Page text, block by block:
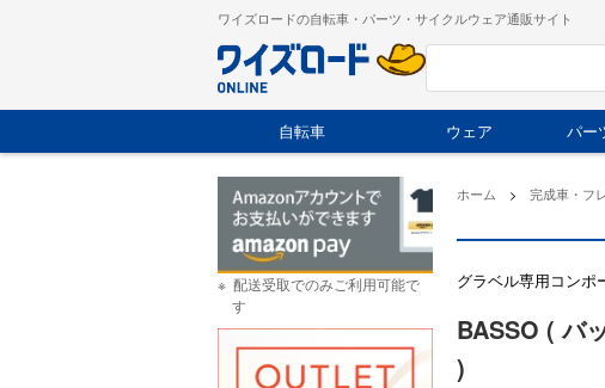
ワイズロードの自転車・パーツ・サイクルウェア通販サイト
自転車 ウェア パー
ホーム > 完成車・フ
グラベル専用コンポ
BASSO ( バ
)
配送受取でのみご利用可能で
す